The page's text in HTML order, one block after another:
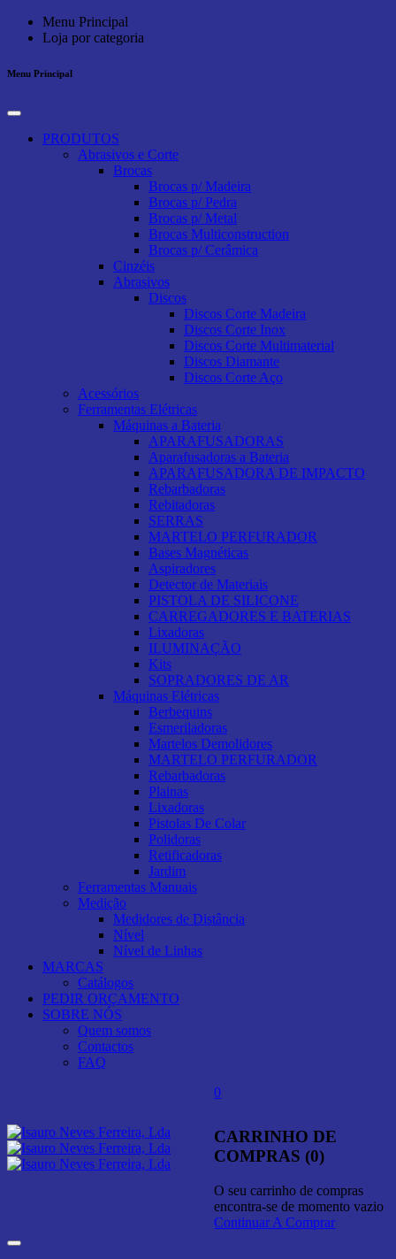
Menu Principal
Loja por categoria
Menu Principal
PRODUTOS
Abrasivos e Corte
Brocas
Brocas p/ Madeira
Brocas p/ Pedra
Brocas p/ Metal
Brocas Multiconstruction
Brocas p/ Cerâmica
Cinzéis
Abrasivos
Discos
Discos Corte Madeira
Discos Corte Inox
Discos Corte Multimaterial
Discos Diamante
Discos Corte Aço
Acessórios
Ferramentas Elétricas
Máquinas a Bateria
APARAFUSADORAS
Aparafusadoras a Bateria
APARAFUSADORA DE IMPACTO
Rebarbadoras
Rebitadoras
SERRAS
MARTELO PERFURADOR
Bases Magnéticas
Aspiradores
Detector de Materiais
PISTOLA DE SILICONE
CARREGADORES E BATERIAS
Lixadoras
ILUMINAÇÃO
Kits
SOPRADORES DE AR
Máquinas Elétricas
Berbequins
Esmeriladoras
Martelos Demolidores
MARTELO PERFURADOR
Rebarbadoras
Plainas
Lixadoras
Pistolas De Colar
Polidoras
Retificadoras
Jardim
Ferramentas Manuais
Medição
Medidores de Distância
Nível
Nível de Linhas
MARCAS
Catálogos
PEDIR ORÇAMENTO
SOBRE NÓS
Quem somos
Contactos
FAQ
0
CARRINHO DE
COMPRAS (0)
O seu carrinho de compras
encontra-se de momento vazio
Continuar A Comprar